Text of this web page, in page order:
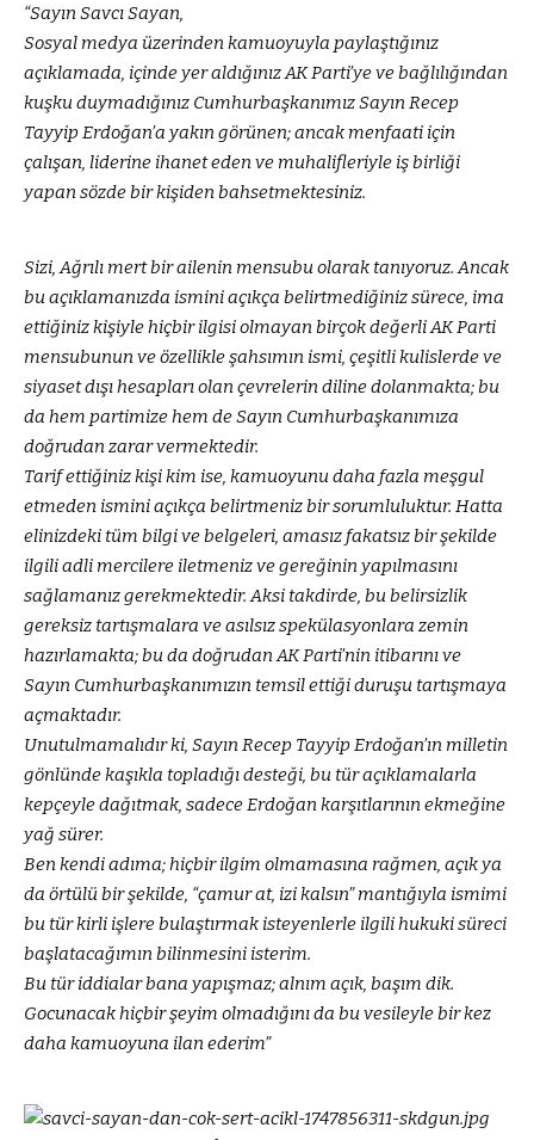
“Sayın Savcı Sayan,
Sosyal medya üzerinden kamuoyuyla paylaştığınız
açıklamada, içinde yer aldığınız AK Parti’ye ve bağlılığından
kuşku duymadığınız Cumhurbaşkanımız Sayın Recep
Tayyip Erdoğan’a yakın görünen; ancak menfaati için
çalışan, liderine ihanet eden ve muhalifleriyle iş birliği
yapan sözde bir kişiden bahsetmektesiniz.
Sizi, Ağrılı mert bir ailenin mensubu olarak tanıyoruz. Ancak
bu açıklamanızda ismini açıkça belirtmediğiniz sürece, ima
ettiğiniz kişiyle hiçbir ilgisi olmayan birçok değerli AK Parti
mensubunun ve özellikle şahsımın ismi, çeşitli kulislerde ve
siyaset dışı hesapları olan çevrelerin diline dolanmakta; bu
da hem partimize hem de Sayın Cumhurbaşkanımıza
doğrudan zarar vermektedir.
Tarif ettiğiniz kişi kim ise, kamuoyunu daha fazla meşgul
etmeden ismini açıkça belirtmeniz bir sorumluluktur. Hatta
elinizdeki tüm bilgi ve belgeleri, amasız fakatsız bir şekilde
ilgili adli mercilere iletmeniz ve gereğinin yapılmasını
sağlamanız gerekmektedir. Aksi takdirde, bu belirsizlik
gereksiz tartışmalara ve asılsız spekülasyonlara zemin
hazırlamakta; bu da doğrudan AK Parti’nin itibarını ve
Sayın Cumhurbaşkanımızın temsil ettiği duruşu tartışmaya
açmaktadır.
Unutulmamalıdır ki, Sayın Recep Tayyip Erdoğan’ın milletin
gönlünde kaşıkla topladığı desteği, bu tür açıklamalarla
kepçeyle dağıtmak, sadece Erdoğan karşıtlarının ekmeğine
yağ sürer.
Ben kendi adıma; hiçbir ilgim olmamasına rağmen, açık ya
da örtülü bir şekilde, “çamur at, izi kalsın” mantığıyla ismimi
bu tür kirli işlere bulaştırmak isteyenlerle ilgili hukuki süreci
başlatacağımın bilinmesini isterim.
Bu tür iddialar bana yapışmaz; alnım açık, başım dik.
Gocunacak hiçbir şeyim olmadığını da bu vesileyle bir kez
daha kamuoyuna ilan ederim”